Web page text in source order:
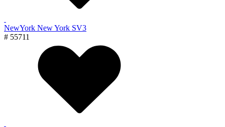
NewYork New York SV3
# 55711